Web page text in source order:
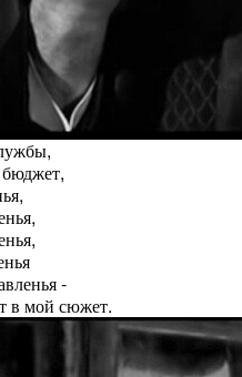
-
в мой сюжет.